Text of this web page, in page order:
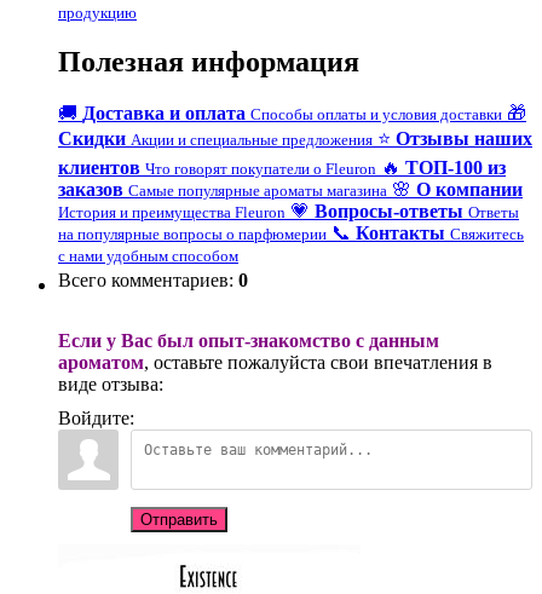
продукцию
Полезная информация
🚚 Доставка и оплата Способы оплаты и условия доставки 🎁
Скидки Акции и специальные предложения ⭐ Отзывы наших
клиентов Что говорят покупатели о Fleuron 🔥 ТОП-100 из
заказов Самые популярные ароматы магазина 🌸 О компании
История и преимущества Fleuron 💗 Вопросы-ответы Ответы
на популярные вопросы о парфюмерии 📞 Контакты Свяжитесь
с нами удобным способом
Всего комментариев: 0
Если у Вас был опыт-знакомство с данным
ароматом, оставьте пожалуйста свои впечатления в
виде отзыва:
Войдите:
Отправить